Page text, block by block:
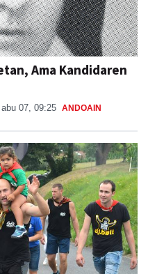
Ama Kandidaren
abu 07, 09:25 ANDOAIN